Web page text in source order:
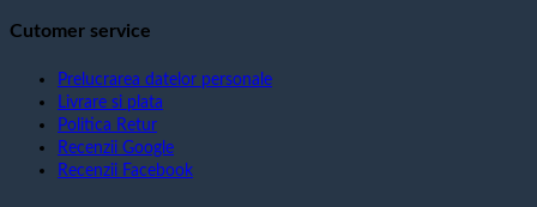
Cutomer service
Prelucrarea datelor personale
Livrare si plata
Politica Retur
Recenzii Google
Recenzii Facebook